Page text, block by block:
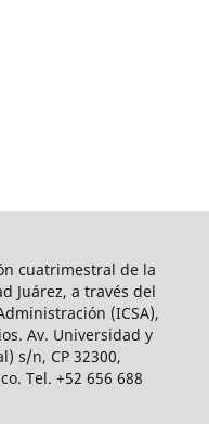
cuatrimestral de la
Juárez, a través del
(ICSA),
Av. Universidad y
s/n, CP 32300,
Tel. +52 656 688